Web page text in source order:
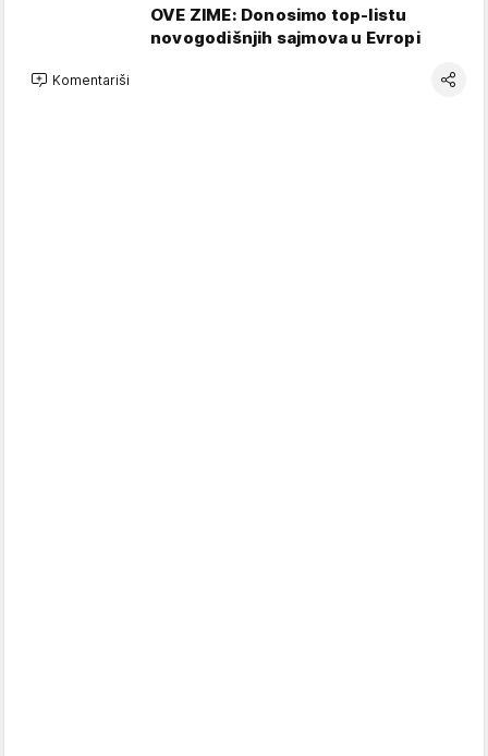
OVE ZIME: Donosimo top-listu
novogodišnjih sajmova u Evropi
Komentariši